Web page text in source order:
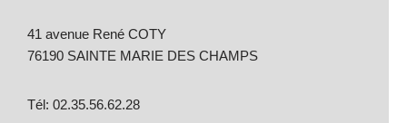
41 avenue René COTY
76190 SAINTE MARIE DES CHAMPS
Tél: 02.35.56.62.28